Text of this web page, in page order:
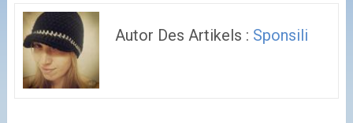
Autor Des Artikels : Sponsili